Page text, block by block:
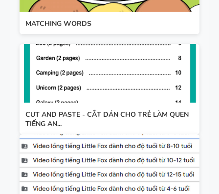
MATCHING WORDS
CUT AND PASTE - CẮT DÁN CHO TRẺ LÀM QUEN
TIẾNG AN...